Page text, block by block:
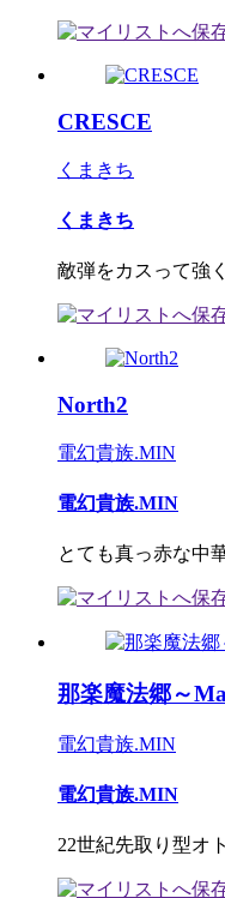
CRESCE
くまきち
くまきち
敵弾をカスって強
North2
電幻貴族.MIN
電幻貴族.MIN
とても真っ赤な中
那楽魔法郷～
電幻貴族.MIN
電幻貴族.MIN
22世紀先取り型オ